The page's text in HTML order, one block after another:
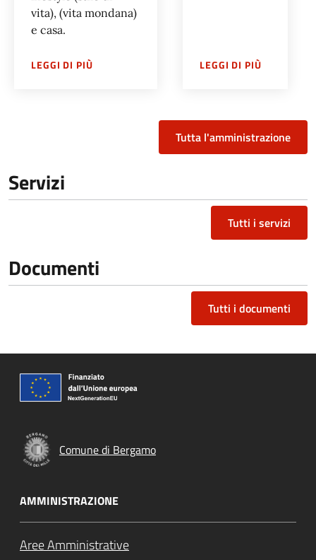
vita), (vita mondana)
e casa.
LEGGI DI PIÙSU ASSOCIAZIONE IN-OLTRE ONLUS DI
LEGGI DI PIÙSU
Tutta l'amministrazione
Servizi
Tutti i servizi
Documenti
Tutti i documenti
Comune di Bergamo
AMMINISTRAZIONE
Aree Amministrative